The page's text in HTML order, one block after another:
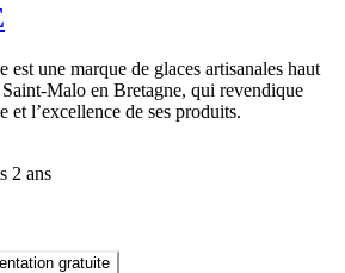
est une marque de glaces artisanales haut
Malo en Bretagne, qui revendique
et l’excellence de ses produits.
2 ans
gratuite